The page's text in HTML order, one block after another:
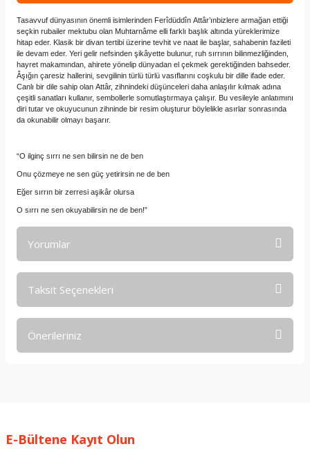
Tasavvuf dünyasının önemli isimlerinden Ferîdüddîn Attâr’ınbizlere armağan ettiği
seçkin rubailer mektubu olan Muhtarnâme elli farklı başlık altında yüreklerimize
hitap eder. Klasik bir divan tertibi üzerine tevhit ve naat ile başlar, sahabenin fazileti
ile devam eder. Yeri gelir nefsinden şikâyette bulunur, ruh sırrının bilinmezliğinden,
hayret makamından, ahirete yönelip dünyadan el çekmek gerektiğinden bahseder.
Âşığın çaresiz hallerini, sevgilinin türlü türlü vasıflarını coşkulu bir dille ifade eder.
Canlı bir dile sahip olan Attâr, zihnindeki düşünceleri daha anlaşılır kılmak adına
çeşitli sanatları kullanır, sembollerle somutlaştırmaya çalışır. Bu vesileyle anlatımını
diri tutar ve okuyucunun zihninde bir resim oluşturur böylelikle asırlar sonrasında
da okunabilir olmayı başarır.
“O ilginç sırrı ne sen bilirsin ne de ben
Onu çözmeye ne sen güç yetirirsin ne de ben
Eğer sırrın bir zerresi aşikâr olursa
O sırrı ne sen okuyabilirsin ne de ben!”
Yorumlar
Taksit Seçenekleri
Önerileriniz
Ürün resmi kalitesiz, bozuk veya görüntülenemiyor.
E-Bültene Kayıt Olun